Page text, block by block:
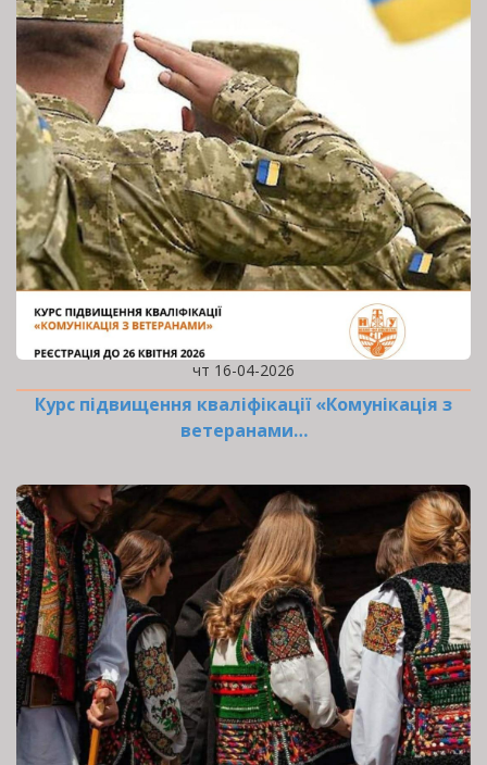
чт 16-04-2026
Курс підвищення кваліфікації «Комунікація з
ветеранами…